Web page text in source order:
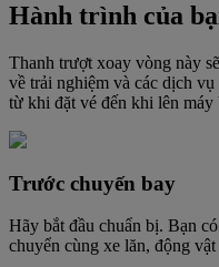
Hành trình của
Thanh trượt xoay vòng này
về trải nghiệm và các dịch
từ khi đặt vé đến khi lên máy
Trước chuyến bay
Hãy bắt đầu chuẩn bị. Bạn
chuyển cùng xe lăn, động